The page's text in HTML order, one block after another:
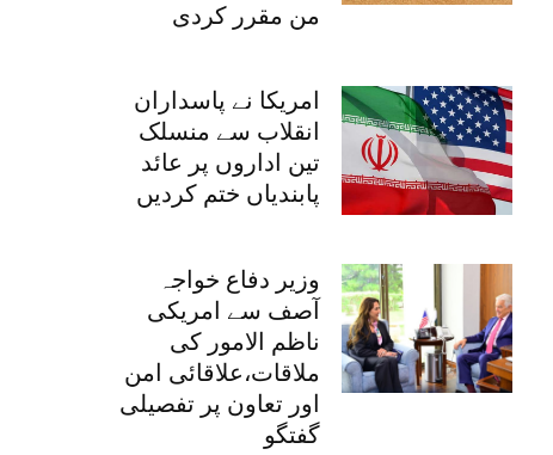
من مقرر کردی
امریکا نے پاسداران
انقلاب سے منسلک
تین اداروں پر عائد
پابندیاں ختم کردیں
وزیر دفاع خواجہ
آصف سے امریکی
ناظم الامور کی
ملاقات،علاقائی امن
اور تعاون پر تفصیلی
گفتگو